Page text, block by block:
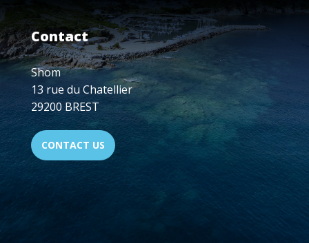
Contact
Shom
13 rue du Chatellier
29200 BREST
CONTACT US